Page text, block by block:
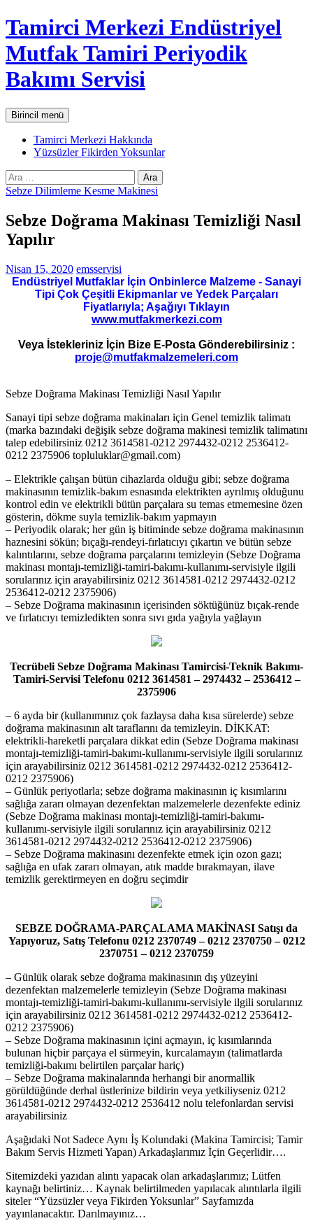
İçeriğe
atla
Tamirci Merkezi Endüstriyel
Mutfak Tamiri Periyodik
Bakımı Servisi
AraBirincil menü
Tamirci Merkezi Hakkında
Yüzsüzler Fikirden Yoksunlar
Arama:
Sebze Dilimleme Kesme Makinesi
Sebze Doğrama Makinası Temizliği Nasıl
Yapılır
Nisan 15, 2020 emsservisi
Endüstriyel Mutfaklar İçin Onbinlerce Malzeme - Sanayi
Tipi Çok Çeşitli Ekipmanlar ve Yedek Parçaları
Fiyatlarıyla; Aşağıyı Tıklayın
www.mutfakmerkezi.com
Veya İstekleriniz İçin Bize E-Posta Gönderebilirsiniz :
proje@mutfakmalzemeleri.com
Sebze Doğrama Makinası Temizliği Nasıl Yapılır
Sanayi tipi sebze doğrama makinaları için Genel temizlik talimatı
(marka bazındaki değişik sebze doğrama makinesi temizlik talimatını
talep edebilirsiniz 0212 3614581-0212 2974432-0212 2536412-
0212 2375906 topluluklar@gmail.com)
– Elektrikle çalışan bütün cihazlarda olduğu gibi; sebze doğrama
makinasının temizlik-bakım esnasında elektrikten ayrılmış olduğunu
kontrol edin ve elektrikli bütün parçalara su temas etmemesine özen
gösterin, dökme suyla temizlik-bakım yapmayın
– Periyodik olarak; her gün iş bitiminde sebze doğrama makinasının
haznesini sökün; bıçağı-rendeyi-fırlatıcıyı çıkartın ve bütün sebze
kalıntılarını, sebze doğrama parçalarını temizleyin (Sebze Doğrama
makinası montajı-temizliği-tamiri-bakımı-kullanımı-servisiyle ilgili
sorularınız için arayabilirsiniz 0212 3614581-0212 2974432-0212
2536412-0212 2375906)
– Sebze Doğrama makinasının içerisinden söktüğünüz bıçak-rende
ve fırlatıcıyı temizledikten sonra sıvı gıda yağıyla yağlayın
Tecrübeli Sebze Doğrama Makinası Tamircisi-Teknik Bakımı-
Tamiri-Servisi Telefonu 0212 3614581 – 2974432 – 2536412 –
2375906
– 6 ayda bir (kullanımınız çok fazlaysa daha kısa sürelerde) sebze
doğrama makinasının alt taraflarını da temizleyin. DİKKAT:
elektrikli-hareketli parçalara dikkat edin (Sebze Doğrama makinası
montajı-temizliği-tamiri-bakımı-kullanımı-servisiyle ilgili sorularınız
için arayabilirsiniz 0212 3614581-0212 2974432-0212 2536412-
0212 2375906)
– Günlük periyotlarla; sebze doğrama makinasının iç kısımlarını
sağlığa zararı olmayan dezenfektan malzemelerle dezenfekte ediniz
(Sebze Doğrama makinası montajı-temizliği-tamiri-bakımı-
kullanımı-servisiyle ilgili sorularınız için arayabilirsiniz 0212
3614581-0212 2974432-0212 2536412-0212 2375906)
– Sebze Doğrama makinasını dezenfekte etmek için ozon gazı;
sağlığa en ufak zararı olmayan, atık madde bırakmayan, ilave
temizlik gerektirmeyen en doğru seçimdir
SEBZE DOĞRAMA-PARÇALAMA MAKİNASI Satışı da
Yapıyoruz, Satış Telefonu 0212 2370749 – 0212 2370750 – 0212
2370751 – 0212 2370759
– Günlük olarak sebze doğrama makinasının dış yüzeyini
dezenfektan malzemelerle temizleyin (Sebze Doğrama makinası
montajı-temizliği-tamiri-bakımı-kullanımı-servisiyle ilgili sorularınız
için arayabilirsiniz 0212 3614581-0212 2974432-0212 2536412-
0212 2375906)
– Sebze Doğrama makinasının içini açmayın, iç kısımlarında
bulunan hiçbir parçaya el sürmeyin, kurcalamayın (talimatlarda
temizliği-bakımı belirtilen parçalar hariç)
– Sebze Doğrama makinalarında herhangi bir anormallik
görüldüğünde derhal üstlerinize bildirin veya yetkiliyseniz 0212
3614581-0212 2974432-0212 2536412 nolu telefonlardan servisi
arayabilirsiniz
Aşağıdaki Not Sadece Aynı İş Kolundaki (Makina Tamircisi; Tamir
Bakım Servis Hizmeti Yapan) Arkadaşlarımız İçin Geçerlidir….
Sitemizdeki yazıdan alıntı yapacak olan arkadaşlarımız; Lütfen
kaynağı belirtiniz… Kaynak belirtilmeden yapılacak alıntılarla ilgili
siteler “Yüzsüzler veya Fikirden Yoksunlar” Sayfamızda
yayınlanacaktır. Darılmayınız…